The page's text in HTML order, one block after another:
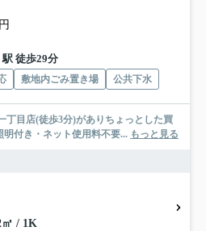
徒歩29分
敷地内ごみ置き場 公共下水
丁目店(徒歩3分)がありちょっとした買
付き・ネット使用料不要... もっと見る
㎡ / 1K